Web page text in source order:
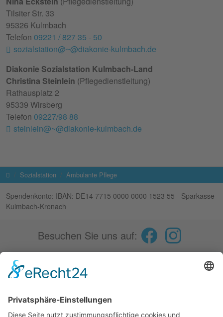
Tilsiter Str. 33
95326 Kulmbach
Telefon 09221 / 827 35 - 50
sozialstation@~@diakonie-kulmbach.de
Diakonie Sozialstation Kulmbach-Land
Christina Steinlein (Pflegedienstleitung)
Rathausplatz 2
95339 Wirsberg
Telefon 09227/98 88
steinlein@~@diakonie-kulmbach.de
Startseite
Sozialstation Ambulante Pflege
Spendenkonto: IBAN: DE14 7715 0000 0000 1523 55 - Sparkasse
Kulmbach-Kronach
Besuchen Sie uns auf:
Fokus
Aktuelles